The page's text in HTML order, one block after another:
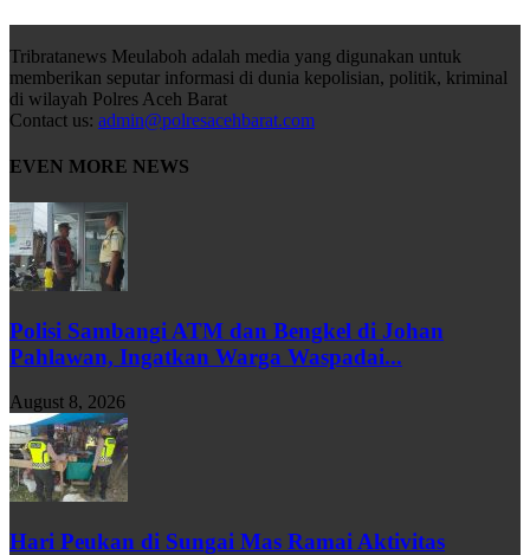
Tribratanews Meulaboh adalah media yang digunakan untuk
memberikan seputar informasi di dunia kepolisian, politik, kriminal
di wilayah Polres Aceh Barat
Contact us: admin@polresacehbarat.com
EVEN MORE NEWS
Polisi Sambangi ATM dan Bengkel di Johan
Pahlawan, Ingatkan Warga Waspadai...
August 8, 2026
Hari Peukan di Sungai Mas Ramai Aktivitas